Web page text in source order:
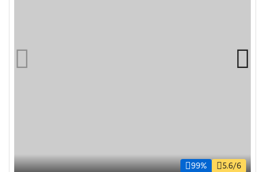
99% 5.6/6